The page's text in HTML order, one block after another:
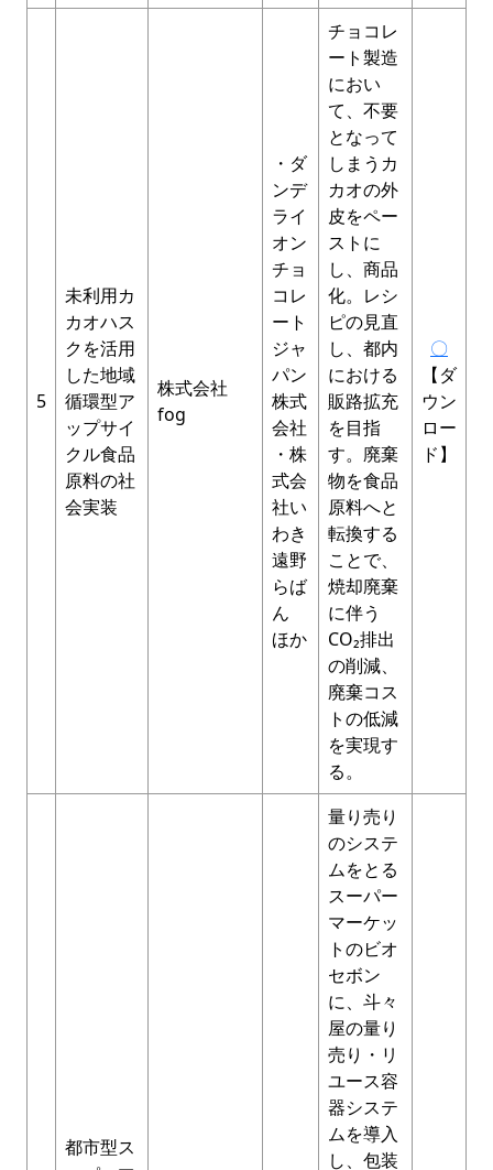
5
未利用カ
カオハス
クを活用
した地域
循環型ア
ップサイ
クル食品
原料の社
会実装
株式会社
fog
・ダ
ンデ
ライ
オン
チョ
コレ
ート
ジャ
パン
株式
会社
・株
式会
社い
わき
遠野
らば
ん
ほか
チョコレ
ート製造
におい
て、不要
となって
しまうカ
カオの外
皮をペー
ストに
し、商品
化。レシ
ピの見直
し、都内
における
販路拡充
を目指
す。廃棄
物を食品
原料へと
転換する
ことで、
焼却廃棄
に伴う
CO₂排出
の削減、
廃棄コス
トの低減
を実現す
る。
〇
【ダ
ウン
ロー
ド】
都市型ス
量り売り
のシステ
ムをとる
スーパー
マーケッ
トのビオ
セボン
に、斗々
屋の量り
売り・リ
ユース容
器システ
ムを導入
し、包装